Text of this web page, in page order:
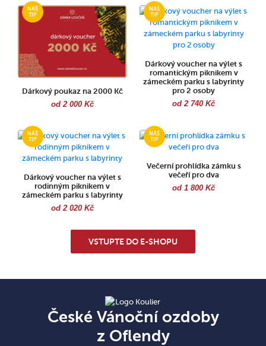
Dárkový poukaz na 2000 Kč
od 2 000 Kč
Dárkový voucher na výlet s
romantickým piknikem v
zámeckém parku s labyrinty
pro 2 osoby
od 2 740 Kč
Dárkový voucher na výlet s
rodinným piknikem v
zámeckém parku s labyrinty
od 2 020 Kč
Večerní prohlídka zámku s
večeří pro dva
od 1 800 Kč
VSTUPTE DO E-SHOPU
České Vánoční ozdoby
z Oflendy